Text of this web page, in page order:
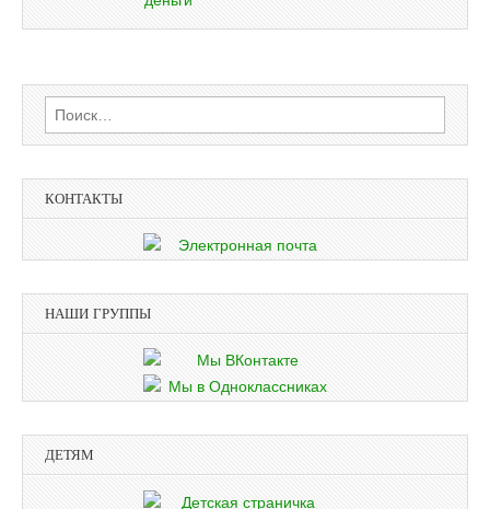
Найти:
КОНТАКТЫ
НАШИ ГРУППЫ
ДЕТЯМ